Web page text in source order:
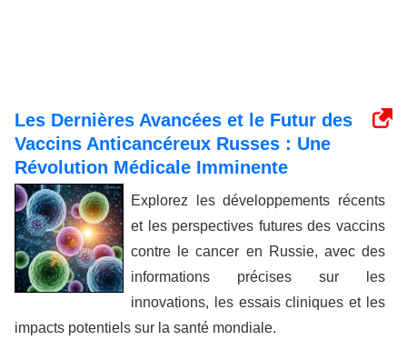
Les Dernières Avancées et le Futur des
Vaccins Anticancéreux Russes : Une
Révolution Médicale Imminente
Explorez les développements récents
et les perspectives futures des vaccins
contre le cancer en Russie, avec des
informations précises sur les
innovations, les essais cliniques et les
impacts potentiels sur la santé mondiale.